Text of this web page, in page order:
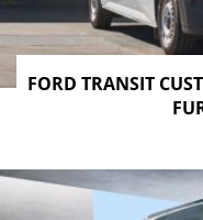
FORD TRANSIT